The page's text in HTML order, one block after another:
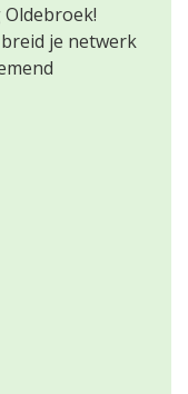
je netwerk